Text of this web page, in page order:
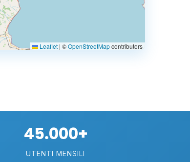
10
Leaflet | ©OpenStreetMapcontributors
45.000+
UTENTI MENSILI